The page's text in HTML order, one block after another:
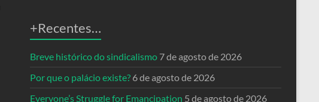
+Recentes…
Breve histórico do sindicalismo 7 de agosto de 2026
Por que o palácio existe? 6 de agosto de 2026
Everyone’s Struggle for Emancipation 5 de agosto de 2026